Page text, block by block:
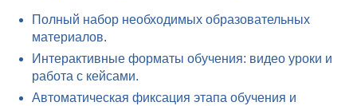
Полный набор необходимых образовательных
материалов.
Интерактивные форматы обучения: видео уроки и
работа с кейсами.
Автоматическая фиксация этапа обучения и